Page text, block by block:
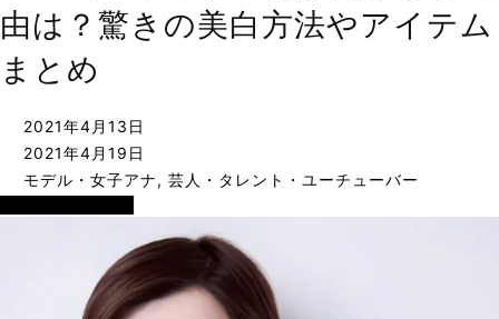
由は？驚きの美白方法やアイテム
まとめ
2021年4月13日
2021年4月19日
モデル・女子アナ, 芸人・タレント・ユーチューバー